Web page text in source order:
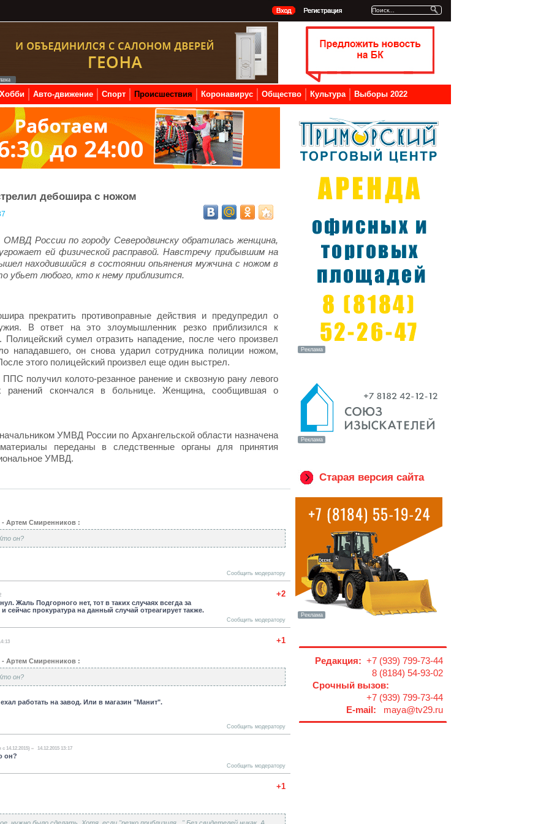
Хобби Авто-движение Спорт Происшествия Коронавирус Общество Культура Выборы 2022
дебошира с ножом
России по городу Северодвинску обратилась женщина,
ей физической расправой. Навстречу прибывшим на
находившийся в состоянии опьянения мужчина с ножом в
убьет любого, кто к нему приблизится.
прекратить противоправные действия и предупредил о
В ответ на это злоумышленник резко приблизился к
сумел отразить нападение, после чего произвел
нападавшего, он снова ударил сотрудника полиции ножом,
этого полицейский произвел еще один выстрел.
получил колото-резанное ранение и сквозную рану левого
ранений скончался в больнице. Женщина, сообщившая о
УМВД России по Архангельской области назначена
переданы в следственные органы для принятия
УМВД.
Артем Смиренников :
он?
Сообщить модератору
+2
Жаль Подгорного нет, тот в таких случаях всегда за
сейчас прокуратура на данный случай отреагирует также.
Сообщить модератору
+1
Артем Смиренников :
он?
работать на завод. Или в магазин "Манит".
Сообщить модератору
14.12.2015) 14.12.2015 13:17
он?
Сообщить модератору
+1
Старая версия сайта
Редакция: +7 (939) 799-73-44
8 (8184) 54-93-02
Срочный вызов:
+7 (939) 799-73-44
E-mail: maya@tv29.ru